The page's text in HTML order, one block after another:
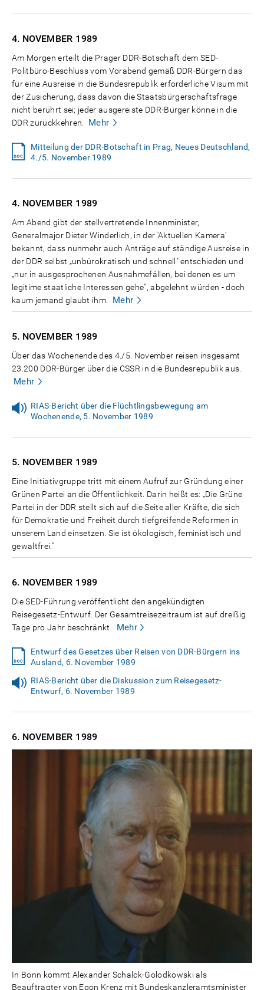
4. NOVEMBER 1989
Am Morgen erteilt die Prager DDR-Botschaft dem SED-
Politbüro-Beschluss vom Vorabend gemäß DDR-Bürgern das
für eine Ausreise in die Bundesrepublik erforderliche Visum mit
der Zusicherung, dass davon die Staatsbürgerschaftsfrage
nicht berührt sei; jeder ausgereiste DDR-Bürger könne in die
DDR zurückkehren.
Mehr
Mitteilung der DDR-Botschaft in Prag, Neues Deutschland,
4./5. November 1989
4. NOVEMBER 1989
Am Abend gibt der stellvertretende Innenminister,
Generalmajor Dieter Winderlich, in der 'Aktuellen Kamera'
bekannt, dass nunmehr auch Anträge auf ständige Ausreise in
der DDR selbst „unbürokratisch und schnell" entschieden und
„nur in ausgesprochenen Ausnahmefällen, bei denen es um
legitime staatliche Interessen gehe", abgelehnt würden - doch
kaum jemand glaubt ihm.
Mehr
5. NOVEMBER 1989
Über das Wochenende des 4./5. November reisen insgesamt
23.200 DDR-Bürger über die CSSR in die Bundesrepublik aus.
Mehr
RIAS-Bericht über die Flüchtlingsbewegung am
Wochenende, 5. November 1989
5. NOVEMBER 1989
Eine Initiativgruppe tritt mit einem Aufruf zur Gründung einer
Grünen Partei an die Öffentlichkeit. Darin heißt es: „Die Grüne
Partei in der DDR stellt sich auf die Seite aller Kräfte, die sich
für Demokratie und Freiheit durch tiefgreifende Reformen in
unserem Land einsetzen. Sie ist ökologisch, feministisch und
gewaltfrei."
6. NOVEMBER 1989
Die SED-Führung veröffentlicht den angekündigten
Reisegesetz-Entwurf. Der Gesamtreisezeitraum ist auf dreißig
Tage pro Jahr beschränkt.
Mehr
Entwurf des Gesetzes über Reisen von DDR-Bürgern ins
Ausland, 6. November 1989
RIAS-Bericht über die Diskussion zum Reisegesetz-
Entwurf, 6. November 1989
6. NOVEMBER 1989
In Bonn kommt Alexander Schalck-Golodkowski als
Beauftragter von Egon Krenz mit Bundeskanzleramtsminister